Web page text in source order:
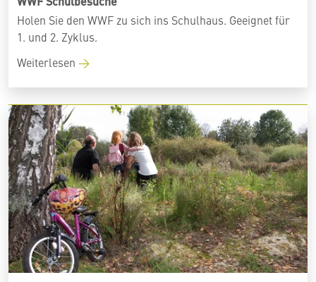
Holen Sie den WWF zu sich ins Schulhaus. Geeignet für
1. und 2. Zyklus.
Weiterlesen